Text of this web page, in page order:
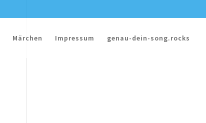
Märchen Impressum genau-dein-song.rocks